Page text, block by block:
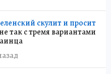
скулит и просит
так с тремя вариантами